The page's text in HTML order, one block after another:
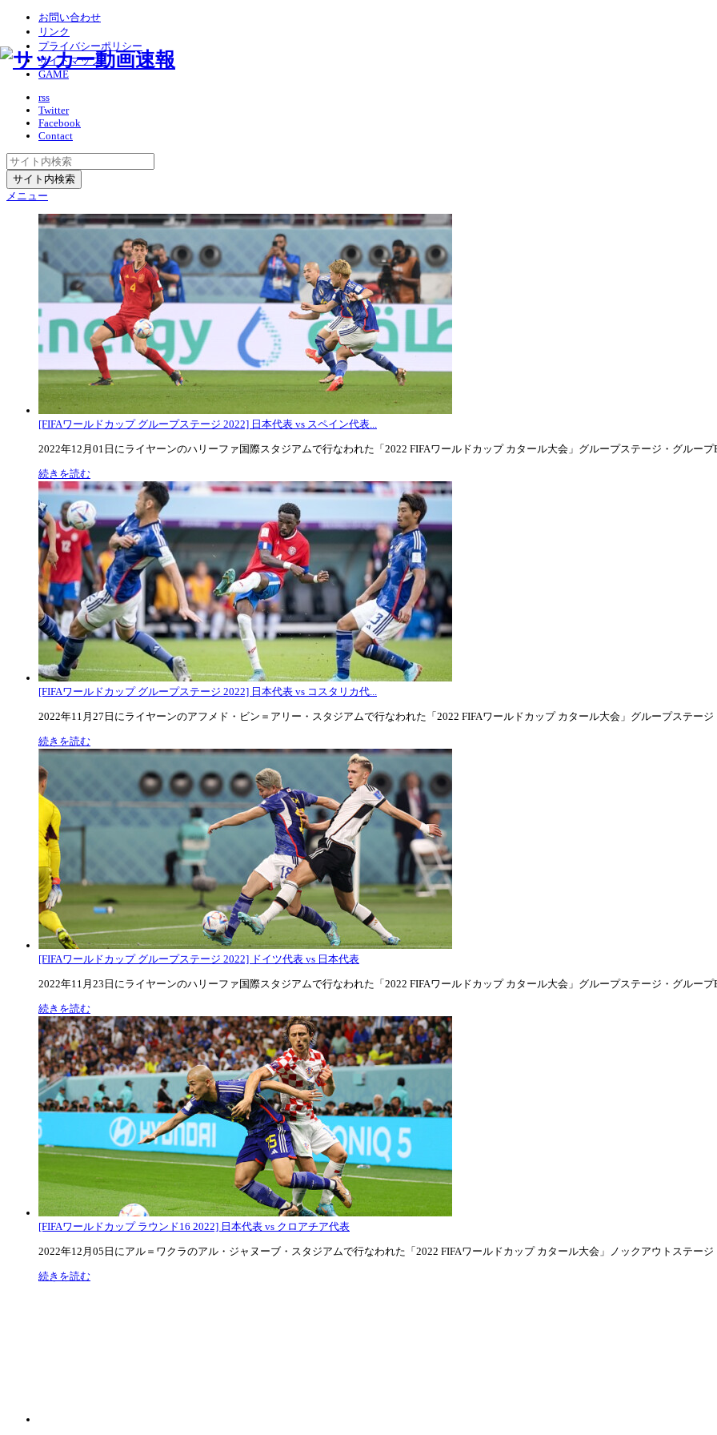
お問い合わせ
リンク
プライバシーポリシー
サイトマップ
GAME
rss
Twitter
Facebook
Contact
メニュー
[FIFAワールドカップ グループステージ 2022] 日本代表 vs スペイン代表...
2022年12月01日にライヤーンのハリーファ国際スタジアムで行なわれた「2022 FIFAワールドカップ カタール大会」グループステージ・グループ
続きを読む
[FIFAワールドカップ グループステージ 2022] 日本代表 vs コスタリカ代...
2022年11月27日にライヤーンのアフメド・ビン＝アリー・スタジアムで行なわれた「2022 FIFAワールドカップ カタール大会」グループステージ
続きを読む
[FIFAワールドカップ グループステージ 2022] ドイツ代表 vs 日本代表
2022年11月23日にライヤーンのハリーファ国際スタジアムで行なわれた「2022 FIFAワールドカップ カタール大会」グループステージ・グループ
続きを読む
[FIFAワールドカップ ラウンド16 2022] 日本代表 vs クロアチア代表
2022年12月05日にアル＝ワクラのアル・ジャヌーブ・スタジアムで行なわれた「2022 FIFAワールドカップ カタール大会」ノックアウトステージ
続きを読む